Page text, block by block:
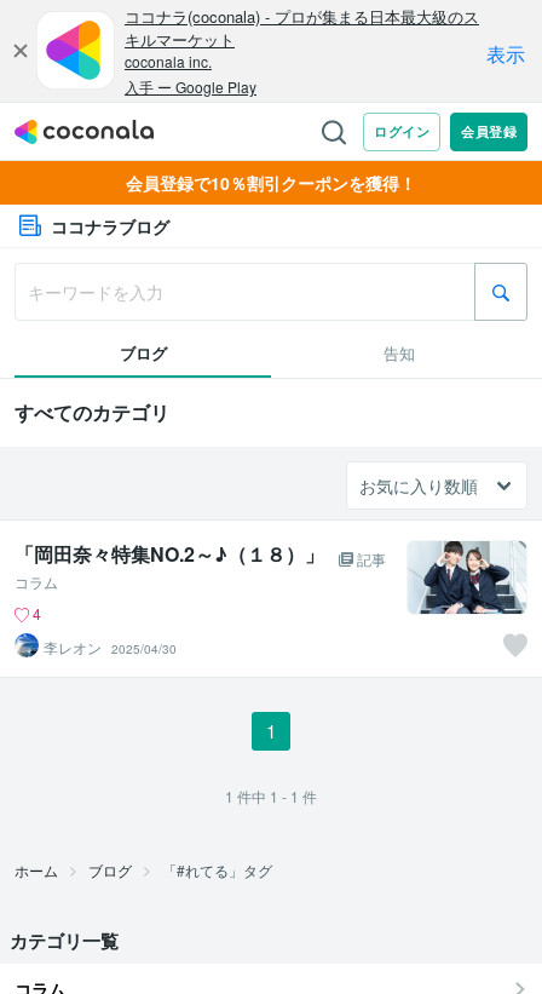
会員登録で10％割引クーポンを獲得！
ココナラブログ
ブログ 告知
すべてのカテゴリ
「岡田奈々特集NO.2～♪（１８）」
記事
コラム
4
李レオン
2025/04/30
1
1 件中 1 - 1 件
ホーム ブログ 「#れてる」タグ
カテゴリ一覧
コラム